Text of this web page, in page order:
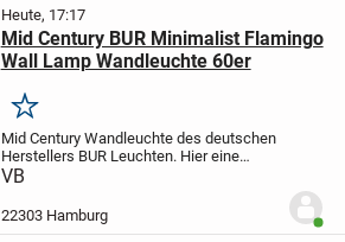
Heute, 17:17
Mid Century BUR Minimalist Flamingo
Wall Lamp Wandleuchte 60er
Merken
Mid Century Wandleuchte des deutschen
Herstellers BUR Leuchten. Hier eine
besonders seltene Version der Flamingo
diesen Entwurf, vom Schirm bis zur
VB
22303 Hamburg